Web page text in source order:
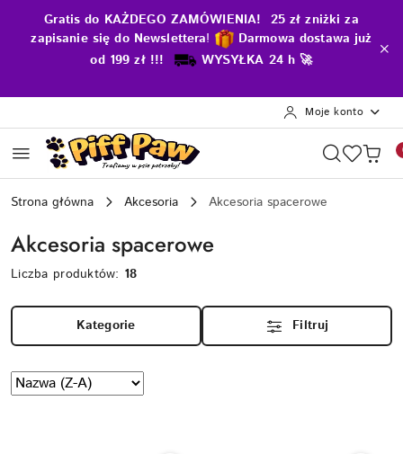
Przejdź do treści głównej
Przejdź do wyszukiwarki
Przejdź do moje konto
Przejdź do menu głównego
Przejdź do stopki
Gratis do KAŻDEGO ZAMÓWIENIA! 25 zł zniżki za
zapisanie się do Newslettera! Darmowa dostawa już
od 199 zł !!!
WYSYŁKA 24 h 🚀
Moje konto
Strona główna Akcesoria Akcesoria spacerowe
Akcesoria spacerowe
Liczba produktów: 18
Kategorie Filtruj
Zastosowano
sortowanie:
Sortuj
według